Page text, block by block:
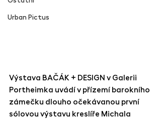
Urban Pictus
Výstava BAČÁK + DESIGN v Galerii
Portheimka uvádí v přízemí barokního
zámečku dlouho očekávanou první
sólovou výstavu kreslíře Michala